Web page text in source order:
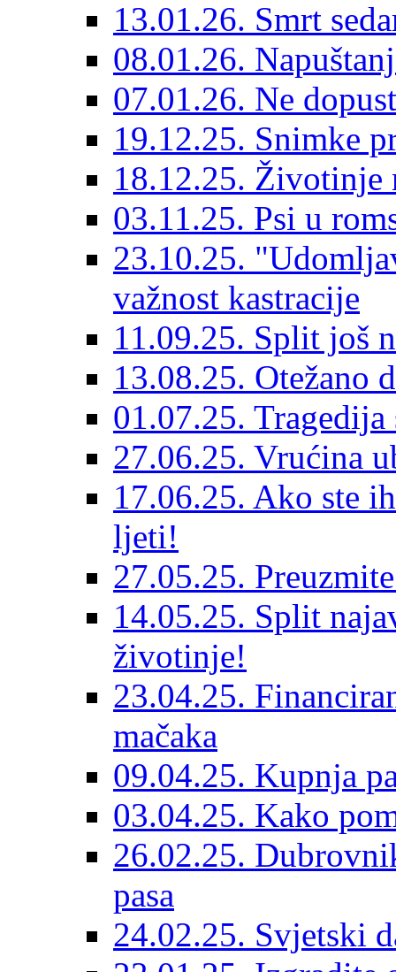
13.01.26. Smrt
08.01.26.
07.01.26. Ne
19.12.25. Snimke
18.12.25. Životinje
03.11.25. Psi u
23.10.25.
važnost kastracije
11.09.25. Split još
13.08.25. Otežano
01.07.25.
27.06.25. Vrućina
17.06.25. Ako ste
ljeti!
27.05.25.
14.05.25. Split
životinje!
23.04.25.
mačaka
09.04.25. Kupnja
03.04.25. Kako
26.02.25.
pasa
24.02.25. Svjetski